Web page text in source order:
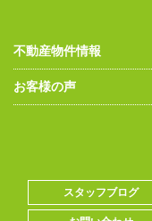
不動産物件情報
お客様の声
スタッフブログ